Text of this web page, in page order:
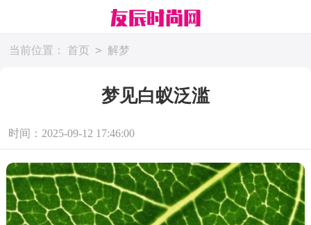
当前位置： 首页 > 解梦
梦见白蚁泛滥
时间：2025-09-12 17:46:00